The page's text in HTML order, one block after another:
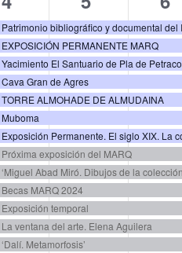
eventos,
EXPOSICIÓN PERMANENTE MARQ
Yacimiento El Santuario de Pla de
Cava Gran de Agres
TORRE ALMOHADE DE ALMUDAINA
Muboma
Exposición Permanente. El siglo XIX. La
Próxima exposición del MARQ
‘Miguel Abad Miró. Dibujos de la
Becas MARQ 2024
Exposición temporal
La ventana del arte. Elena Aguilera
‘Dalí. Metamorfosis’
eventos,